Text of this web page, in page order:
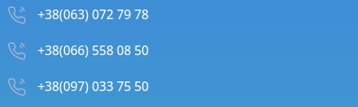
+38(063) 072 79 78
+38(066) 558 08 50
+38(097) 033 75 50